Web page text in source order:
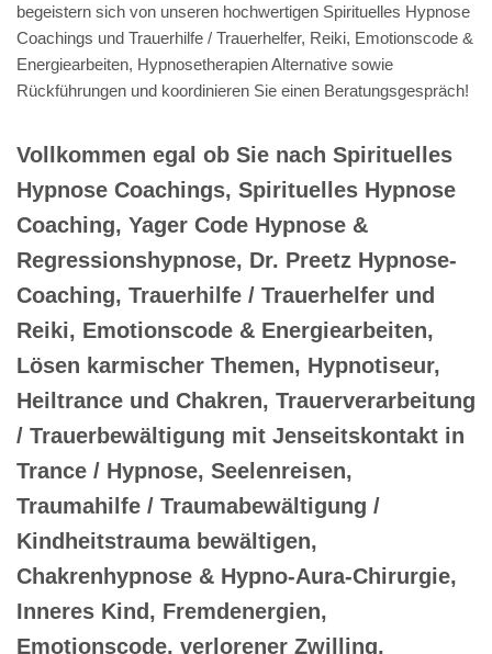
begeistern sich von unseren hochwertigen Spirituelles Hypnose
Coachings und Trauerhilfe / Trauerhelfer, Reiki, Emotionscode &
Energiearbeiten, Hypnosetherapien Alternative sowie
Rückführungen und koordinieren Sie einen Beratungsgespräch!
Vollkommen egal ob Sie nach Spirituelles
Hypnose Coachings, Spirituelles Hypnose
Coaching, Yager Code Hypnose &
Regressionshypnose, Dr. Preetz Hypnose-
Coaching, Trauerhilfe / Trauerhelfer und
Reiki, Emotionscode & Energiearbeiten,
Lösen karmischer Themen, Hypnotiseur,
Heiltrance und Chakren, Trauerverarbeitung
/ Trauerbewältigung mit Jenseitskontakt in
Trance / Hypnose, Seelenreisen,
Traumahilfe / Traumabewältigung /
Kindheitstrauma bewältigen,
Chakrenhypnose & Hypno-Aura-Chirurgie,
Inneres Kind, Fremdenergien,
Emotionscode, verlorener Zwilling,